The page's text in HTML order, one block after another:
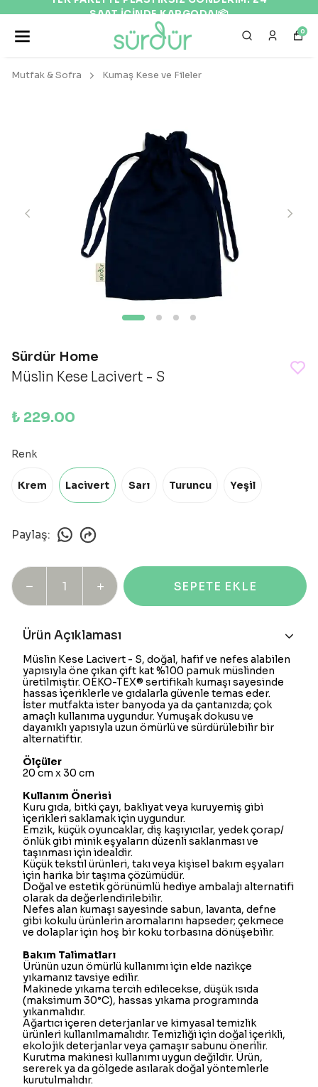
SAAT İÇİNDE KARGODA!📦
0
Mutfak & Sofra Kumaş Kese ve Fileler
Sürdür Home
Müslin Kese Lacivert - S
₺ 229.00
Renk
Krem Lacivert Sarı Turuncu Yeşil
Paylaş:
SEPETE EKLE
Ürün Açıklaması
Müslin Kese Lacivert - S, doğal, hafif ve nefes alabilen
yapısıyla öne çıkan çift kat %100 pamuk müslinden
üretilmiştir. OEKO-TEX® sertifikalı kumaşı sayesinde
hassas içeriklerle ve gıdalarla güvenle temas eder.
İster mutfakta ister banyoda ya da çantanızda; çok
amaçlı kullanıma uygundur. Yumuşak dokusu ve
dayanıklı yapısıyla uzun ömürlü ve sürdürülebilir bir
alternatiftir.
Ölçüler
20 cm x 30 cm
Kullanım Önerisi
Kuru gıda, bitki çayı, bakliyat veya kuruyemiş gibi
içerikleri saklamak için uygundur.
Emzik, küçük oyuncaklar, diş kaşıyıcılar, yedek çorap/
önlük gibi minik eşyaların düzenli saklanması ve
taşınması için idealdir.
Küçük tekstil ürünleri, takı veya kişisel bakım eşyaları
için harika bir taşıma çözümüdür.
Doğal ve estetik görünümlü hediye ambalajı alternatifi
olarak da değerlendirilebilir.
Nefes alan kumaşı sayesinde sabun, lavanta, defne
gibi kokulu ürünlerin aromalarını hapseder; çekmece
ve dolaplar için hoş bir koku torbasına dönüşebilir.
Bakım Talimatları
Ürünün uzun ömürlü kullanımı için elde nazikçe
yıkamanız tavsiye edilir.
Makinede yıkama tercih edilecekse, düşük ısıda
(maksimum 30°C), hassas yıkama programında
yıkanmalıdır.
Ağartıcı içeren deterjanlar ve kimyasal temizlik
ürünleri kullanılmamalıdır. Temizliği için doğal içerikli,
ekolojik deterjanlar veya çamaşır sabunu önerilir.
Kurutma makinesi kullanımı uygun değildir. Ürün,
sererek ya da gölgede asılarak doğal yöntemlerle
kurutulmalıdır.